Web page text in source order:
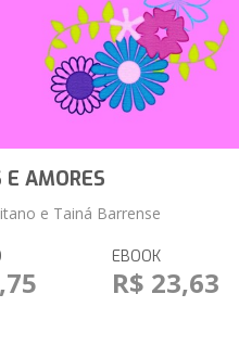
E AMORES
e Tainá Barrense
EBOOK
R$ 23,63